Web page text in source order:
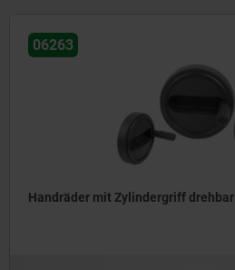
06263
Handräder mit Zylindergriff drehbar